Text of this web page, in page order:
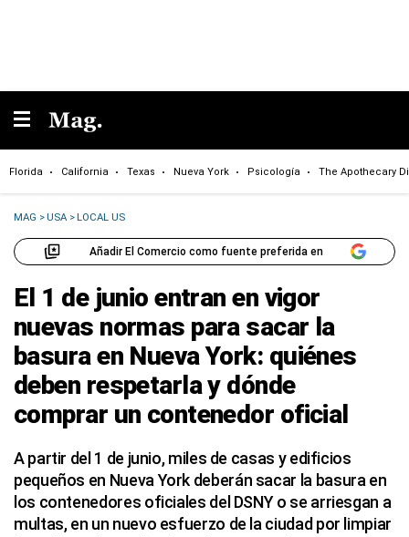
Florida California Texas Nueva York Psicología The Apothecary
MAG >USA >LOCAL US
Añadir El Comercio como fuente preferida en
El 1 de junio entran en vigor
nuevas normas para sacar la
basura en Nueva York: quiénes
deben respetarla y dónde
comprar un contenedor oficial
A partir del 1 de junio, miles de casas y edificios
pequeños en Nueva York deberán sacar la basura en
los contenedores oficiales del DSNY o se arriesgan a
multas, en un nuevo esfuerzo de la ciudad por limpiar